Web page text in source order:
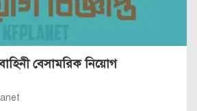
বেসামরিক নিয়োগ